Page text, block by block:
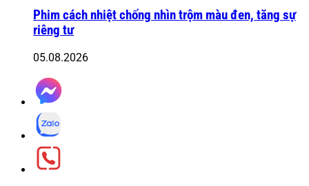
Phim cách nhiệt chống nhìn trộm màu đen, tăng sự
riêng tư
05.08.2026